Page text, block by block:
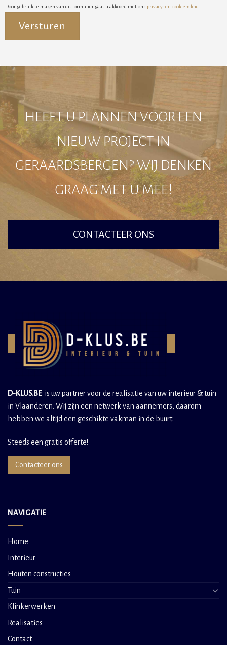
Door gebruik te maken van dit formulier gaat u akkoord met ons privacy- en cookiebeleid
HEEFT U PLANNEN VOOR EEN
NIEUW PROJECT IN
GERAARDSBERGEN? WIJ DENKEN
GRAAG MET U MEE!
CONTACTEER ONS
D-KLUS.BEis uw partner voor de realisatie van uw interieur & tuin
in Vlaanderen. Wij zijn een netwerk van aannemers, daarom
hebben we altijd een geschikte vakman in de buurt.
Steeds een gratis offerte!
Contacteer ons
NAVIGATIE
Home
Interieur
Houten constructies
Tuin
Klinkerwerken
Realisaties
Contact